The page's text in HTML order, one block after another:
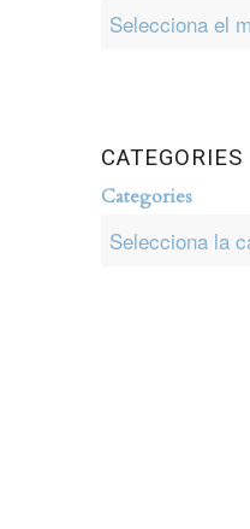
CATEGORIES
Categories